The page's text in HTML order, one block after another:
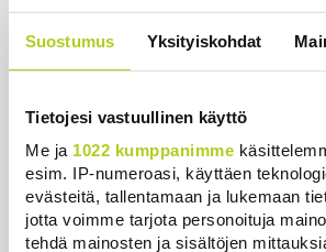
Suostumus Yksityiskohdat
Tietojesi vastuullinen käyttö
Me ja 1022 kumppanimme
esim. IP-numeroasi, käyttäen
evästeitä, tallentamaan ja lukemaan
jotta voimme tarjota personoituja
tehdä mainosten ja sisältöjen
Luetuimmat
Päivä Viikko
Miksi Ruotsin Daniel on pelkkä
prinssi, mutta Norjan Mette-Marit on
kruununprinsessa?
Uutiset | 3.8.2026 21:46
Ihmiset kahmivat nyt näitä tuotteita